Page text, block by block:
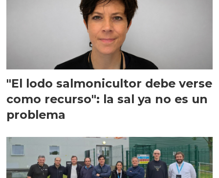
"El lodo salmonicultor debe verse
como recurso": la sal ya no es un
problema